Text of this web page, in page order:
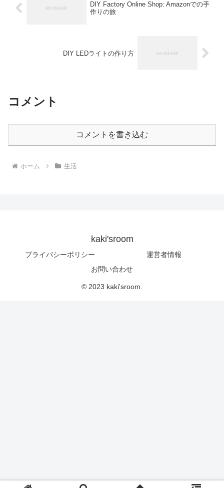
DIY Factory Online Shop: Amazonでの手
作りの旅
DIY LEDライトの作り方
コメント
コメントを書き込む
ホーム 生活
kaki'sroom
プライバシーポリシー
運営者情報
お問い合わせ
© 2023 kaki'sroom.